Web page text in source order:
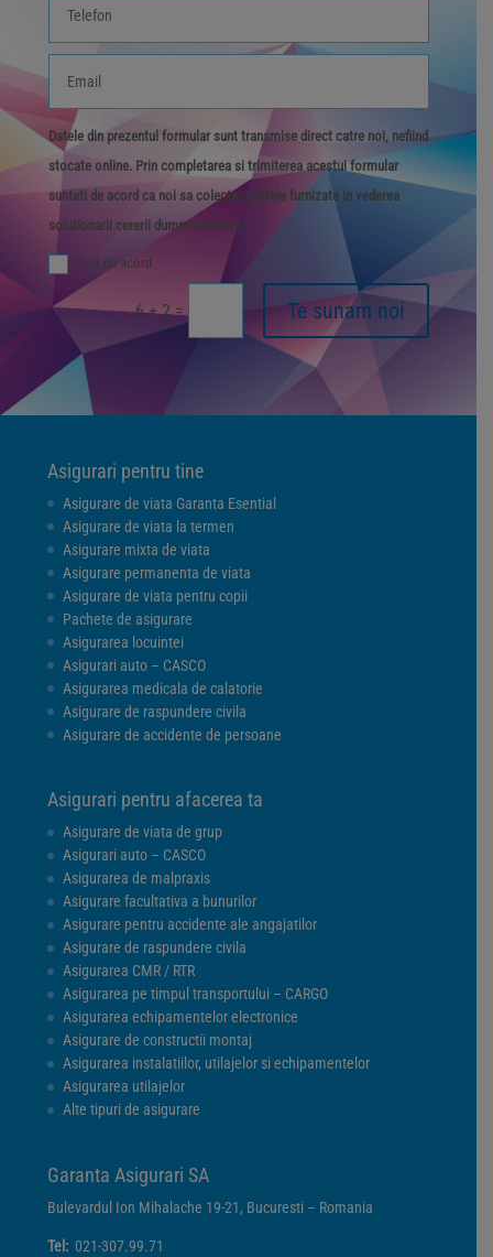
Datele din prezentul formular sunt transmise direct catre noi, nefiind
stocate online. Prin completarea si trimiterea acestui formular
sunteti de acord ca noi sa colectam datele furnizate in vederea
solutionarii cererii dumneavoastra.
Sunt de acord
6 + 2= Te sunam noi
Asigurari pentru tine
Asigurare de viata Garanta Esential
Asigurare de viata la termen
Asigurare mixta de viata
Asigurare permanenta de viata
Asigurare de viata pentru copii
Pachete de asigurare
Asigurarea locuintei
Asigurari auto – CASCO
Asigurarea medicala de calatorie
Asigurare de raspundere civila
Asigurare de accidente de persoane
Asigurari pentru afacerea ta
Asigurare de viata de grup
Asigurari auto – CASCO
Asigurarea de malpraxis
Asigurare facultativa a bunurilor
Asigurare pentru accidente ale angajatilor
Asigurare de raspundere civila
Asigurarea CMR / RTR
Asigurarea pe timpul transportului – CARGO
Asigurarea echipamentelor electronice
Asigurare de constructii montaj
Asigurarea instalatiilor, utilajelor si echipamentelor
Asigurarea utilajelor
Alte tipuri de asigurare
Garanta Asigurari SA
Bulevardul Ion Mihalache 19-21, Bucuresti – Romania
Tel: 021-307.99.71